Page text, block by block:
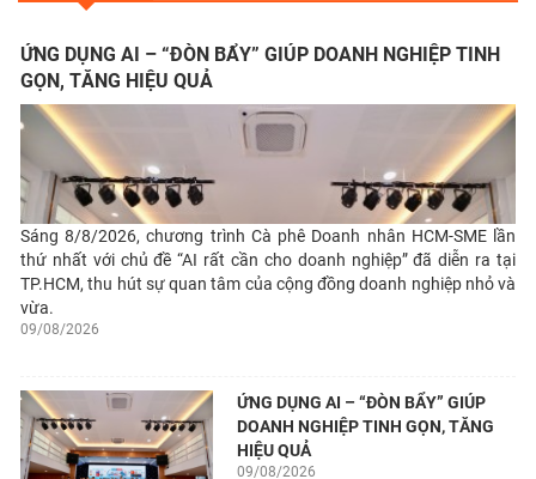
ỨNG DỤNG AI – “ĐÒN BẨY” GIÚP DOANH NGHIỆP TINH
GỌN, TĂNG HIỆU QUẢ
Sáng 8/8/2026, chương trình Cà phê Doanh nhân HCM-SME lần
thứ nhất với chủ đề “AI rất cần cho doanh nghiệp” đã diễn ra tại
TP.HCM, thu hút sự quan tâm của cộng đồng doanh nghiệp nhỏ và
vừa.
09/08/2026
ỨNG DỤNG AI – “ĐÒN BẨY” GIÚP
DOANH NGHIỆP TINH GỌN, TĂNG
HIỆU QUẢ
09/08/2026